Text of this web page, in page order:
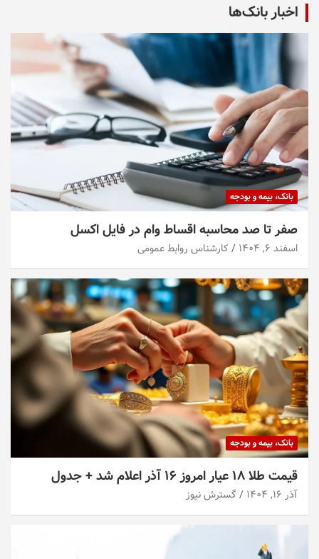
اخبار بانک‌ها
بانک، بیمه و بودجه
صفر تا صد محاسبه اقساط وام در فایل اکسل
اسفند ۶, ۱۴۰۴ کارشناس روابط عمومی
بانک، بیمه و بودجه
قیمت طلا ۱۸ عیار امروز ۱۶ آذر اعلام شد + جدول
آذر ۱۶, ۱۴۰۴ گسترش نیوز